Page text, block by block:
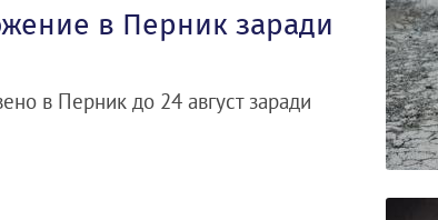
в Перник заради
в Перник до 24 август заради